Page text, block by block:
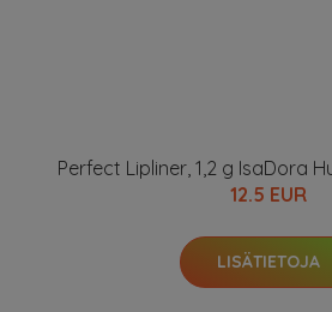
Perfect Lipliner, 1,2 g IsaDora
12.5 EUR
LISÄTIETOJA